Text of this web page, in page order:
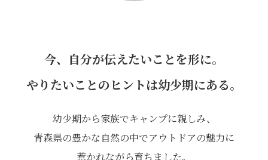
今、自分が伝えたいことを形に。
やりたいことのヒントは幼少期にある。
幼少期から家族でキャンプに親しみ、
青森県の豊かな自然の中でアウトドアの魅力に
惹かれながら育ちました。